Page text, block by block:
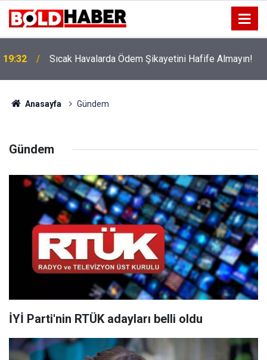
12:56 İzmir 112’de Kan Donduran İddialar!
Anasayfa Gündem
Gündem
İYİ Parti'nin RTÜK adayları belli oldu